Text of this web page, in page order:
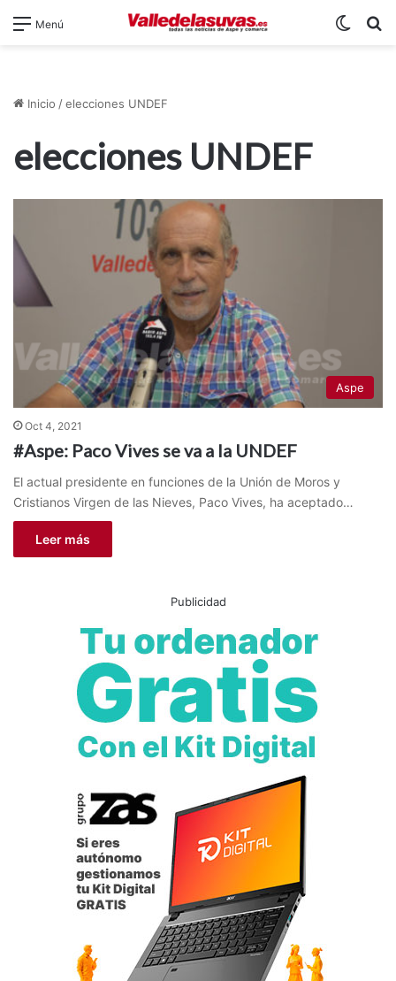
Menú
Inicio /elecciones UNDEF
elecciones UNDEF
Aspe
Oct 4, 2021
#Aspe: Paco Vives se va a la UNDEF
El actual presidente en funciones de la Unión de Moros y
Cristianos Virgen de las Nieves, Paco Vives, ha aceptado…
Leer más
Publicidad